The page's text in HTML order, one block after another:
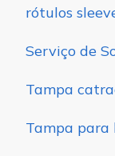
rótulos
Serviço de
Tampa
Tampa para